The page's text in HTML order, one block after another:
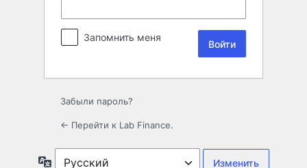
Запомнить меня
Забыли пароль?
← Перейти к Lab Finance.
Язык